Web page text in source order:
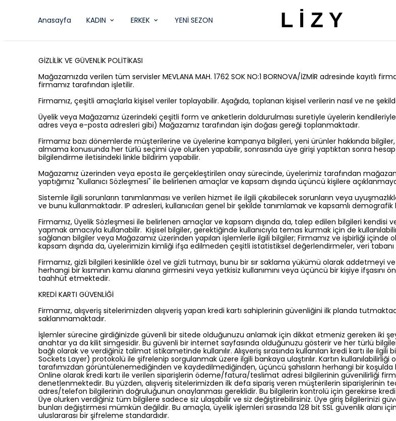
Anasayfa KADIN ERKEK YENİ SEZON
GİZLİLİK VE GÜVENLİK POLİTİKASI
Mağazamızda verilen tüm servisler MEVLANA MAH. 1762 SOK NO:1 BORNOVA/İZMİR adresinde kayıtlı
firmamız tarafından işletilir.
Firmamız, çeşitli amaçlarla kişisel veriler toplayabilir. Aşağıda, toplanan kişisel verilerin nasıl ve ne
Üyelik veya Mağazamız üzerindeki çeşitli form ve anketlerin doldurulması suretiyle üyelerin
adres veya e-posta adresleri gibi) Mağazamız tarafından işin doğası gereği toplanmaktadır.
Firmamız bazı dönemlerde müşterilerine ve üyelerine kampanya bilgileri, yeni ürünler hakkında
almama konusunda her türlü seçimi üye olurken yapabilir, sonrasında üye girişi yaptıktan sonra
bilgilendirme iletisindeki linkle bildirim yapabilir.
Mağazamız üzerinden veya eposta ile gerçekleştirilen onay sürecinde, üyelerimiz tarafından
yaptığımız "Kullanıcı Sözleşmesi" ile belirlenen amaçlar ve kapsam dışında üçüncü kişilere
Sistemle ilgili sorunların tanımlanması ve verilen hizmet ile ilgili çıkabilecek sorunların veya
ve bunu kullanmaktadır. IP adresleri, kullanıcıları genel bir şekilde tanımlamak ve kapsamlı
Firmamız, Üyelik Sözleşmesi ile belirlenen amaçlar ve kapsam dışında da, talep edilen bilgileri
yapmak amacıyla kullanabilir. Kişisel bilgiler, gerektiğinde kullanıcıyla temas kurmak için de
sağlanan bilgiler veya Mağazamız üzerinden yapılan işlemlerle ilgili bilgiler; Firmamız ve işbirliği
kapsam dışında da, üyelerimizin kimliği ifşa edilmeden çeşitli istatistiksel değerlendirmeler, veri
Firmamız, gizli bilgileri kesinlikle özel ve gizli tutmayı, bunu bir sır saklama yükümü olarak addetmeyi
herhangi bir kısmının kamu alanına girmesini veya yetkisiz kullanımını veya üçüncü bir kişiye
taahhüt etmektedir.
KREDİ KARTI GÜVENLİĞİ
Firmamız, alışveriş sitelerimizden alışveriş yapan kredi kartı sahiplerinin güvenliğini ilk planda
saklanmamaktadır.
İşlemler sürecine girdiğinizde güvenli bir sitede olduğunuzu anlamak için dikkat etmeniz gereken iki şey
anahtar ya da kilit simgesidir. Bu güvenli bir internet sayfasında olduğunuzu gösterir ve her türlü
bağlı olarak ve verdiğiniz talimat istikametinde kullanılır. Alışveriş sırasında kullanılan kredi kartı ile ilgili
Sockets Layer) protokolü ile şifrelenip sorgulanmak üzere ilgili bankaya ulaştırılır. Kartın
tarafımızdan görüntülenemediğinden ve kaydedilmediğinden, üçüncü şahısların herhangi bir
Online olarak kredi kartı ile verilen siparişlerin ödeme/fatura/teslimat adresi bilgilerinin güvenilirliği
denetlenmektedir. Bu yüzden, alışveriş sitelerimizden ilk defa sipariş veren müşterilerin siparişlerinin
adres/telefon bilgilerinin doğruluğunun onaylanması gereklidir. Bu bilgilerin kontrolü için gerekirse
Üye olurken verdiğiniz tüm bilgilere sadece siz ulaşabilir ve siz değiştirebilirsiniz. Üye giriş bilgilerinizi
bunları değiştirmesi mümkün değildir. Bu amaçla, üyelik işlemleri sırasında 128 bit SSL güvenlik alanı
uluslararası bir şifreleme standardıdır.